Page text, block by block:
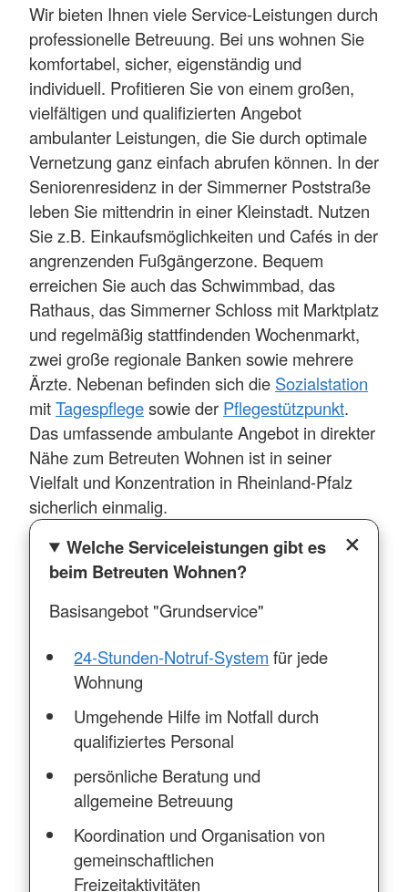
Wir bieten Ihnen viele Service-Leistungen durch
professionelle Betreuung. Bei uns wohnen Sie
komfortabel, sicher, eigenständig und
individuell. Profitieren Sie von einem großen,
vielfältigen und qualifizierten Angebot
ambulanter Leistungen, die Sie durch optimale
Vernetzung ganz einfach abrufen können. In der
Seniorenresidenz in der Simmerner Poststraße
leben Sie mittendrin in einer Kleinstadt. Nutzen
Sie z.B. Einkaufsmöglichkeiten und Cafés in der
angrenzenden Fußgängerzone. Bequem
erreichen Sie auch das Schwimmbad, das
Rathaus, das Simmerner Schloss mit Marktplatz
und regelmäßig stattfindenden Wochenmarkt,
zwei große regionale Banken sowie mehrere
Ärzte. Nebenan befinden sich die Sozialstation
mitTagespflegesowie der Pflegestützpunkt.
Das umfassende ambulante Angebot in direkter
Nähe zum Betreuten Wohnen ist in seiner
Vielfalt und Konzentration in Rheinland-Pfalz
sicherlich einmalig.
Welche Serviceleistungen gibt es
beim Betreuten Wohnen?
Basisangebot "Grundservice"
24-Stunden-Notruf-System für jede
Wohnung
Umgehende Hilfe im Notfall durch
qualifiziertes Personal
persönliche Beratung und
allgemeine Betreuung
Koordination und Organisation von
gemeinschaftlichen
Freizeitaktivitäten